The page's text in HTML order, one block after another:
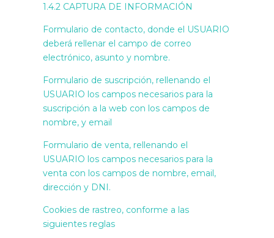
1.4.2 CAPTURA DE INFORMACIÓN
Formulario de contacto, donde el USUARIO
deberá rellenar el campo de correo
electrónico, asunto y nombre.
Formulario de suscripción, rellenando el
USUARIO los campos necesarios para la
suscripción a la web con los campos de
nombre, y email
Formulario de venta, rellenando el
USUARIO los campos necesarios para la
venta con los campos de nombre, email,
dirección y DNI.
Cookies de rastreo, conforme a las
siguientes reglas